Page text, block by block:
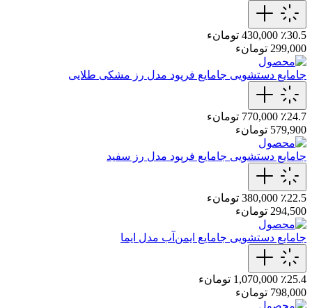
٪30.5 430,000 تومانء
299,000 تومانء
جامایع دستشویی جامایع‌ فرپود مدل رز‌ مشکی‌ طلایی
٪24.7 770,000 تومانء
579,900 تومانء
جامایع دستشویی جامایع فرپود مدل رز سفید
٪22.5 380,000 تومانء
294,500 تومانء
جامایع دستشویی جامایع ایمن‌آب مدل ایما
٪25.4 1,070,000 تومانء
798,000 تومانء